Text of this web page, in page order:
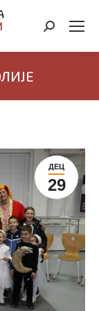
Search:
ДЕЦ
29